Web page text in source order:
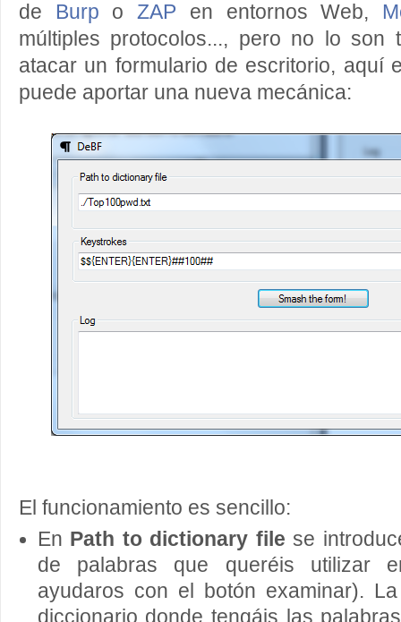
de Burp oZAP en entornos Web,
múltiples protocolos..., pero no lo son
atacar un formulario de escritorio, aquí
puede aportar una nueva mecánica:
El funcionamiento es sencillo:
En Path to dictionary file se
de palabras que queréis utilizar
ayudaros con el botón examinar).
diccionario donde tengáis las